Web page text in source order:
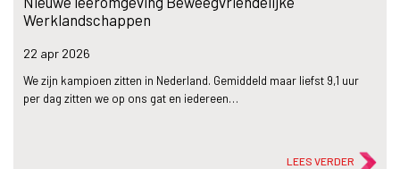
Werklandschappen
22 apr 2026
We zijn kampioen zitten in Nederland. Gemiddeld maar liefst 9,1 uur
per dag zitten we op ons gat en iedereen…
LEES VERDER